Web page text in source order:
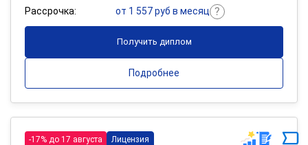
Рассрочка: от 1 557 руб в месяц
Получить диплом
Подробнее
-17% до 17 августа Лицензия